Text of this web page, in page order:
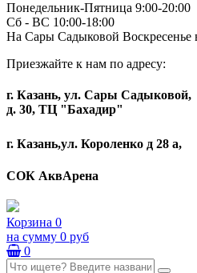
Понедельник-Пятница 9:00-20:00
Сб - ВС 10:00-18:00
На Сары Садыковой Воскресенье
Приезжайте к нам по адресу:
г. Казань, ул. Сары Садыковой,
д. 30, ТЦ "Бахадир"
г. Казань,ул. Короленко д 28 а,
СОК АквАрена
Корзина 0
на сумму 0 руб
0